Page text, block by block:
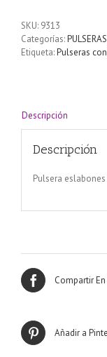
SKU: 9313
Categorías:
Etiqueta:Pulseras
Descripción
Descripción
Pulsera
Compartir
Añadir a